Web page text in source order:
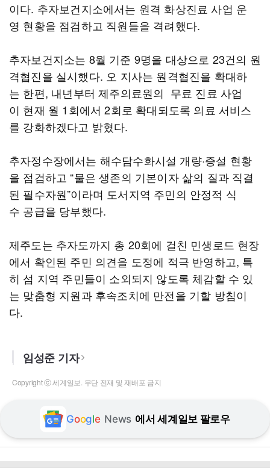
이다. 추자보건지소에서는 원격 화상진료 사업 운
영 현황을 점검하고 직원들을 격려했다.
추자보건지소는 8월 기준 9명을 대상으로 23건의 원
격협진을 실시했다. 오 지사는 원격협진을 확대하
는 한편, 내년부터 제주의료원의 무료 진료 사업
이 현재 월 1회에서 2회로 확대되도록 의료 서비스
를 강화하겠다고 밝혔다.
추자정수장에서는 해수담수화시설 개량·증설 현황
을 점검하고 “물은 생존의 기본이자 삶의 질과 직결
된 필수자원”이라며 도서지역 주민의 안정적 식
수 공급을 당부했다.
제주도는 추자도까지 총 20회에 걸친 민생로드 현장
에서 확인된 주민 의견을 도정에 적극 반영하고, 특
히 섬 지역 주민들이 소외되지 않도록 체감할 수 있
는 맞춤형 지원과 후속조치에 만전을 기할 방침이
다.
임성준 기자
Copyright ⓒ 세계일보. 무단 전재 및 재배포 금지
Google News 에서 세계일보 팔로우